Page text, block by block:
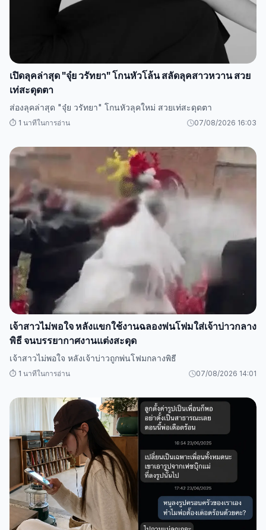
เปิดลุคล่าสุด "จุ๋ย วรัทยา" โกนหัวโล้น สลัดลุคสาวหวาน สวย
เท่สะดุดตา
ส่องลุคล่าสุด "จุ๋ย วรัทยา" โกนหัวลุคใหม่ สวยเท่สะดุดตา
⏱️ 1 นาทีในการอ่าน 07/08/2026 16:03
เจ้าสาวไม่พอใจ หลังแขกใช้งานฉลองพ่นโฟมใส่เจ้าบ่าวกลาง
พิธี จนบรรยากาศงานแต่งสะดุด
เจ้าสาวไม่พอใจ หลังเจ้าบ่าวถูกพ่นโฟมกลางพิธี
⏱️ 1 นาทีในการอ่าน 07/08/2026 14:01